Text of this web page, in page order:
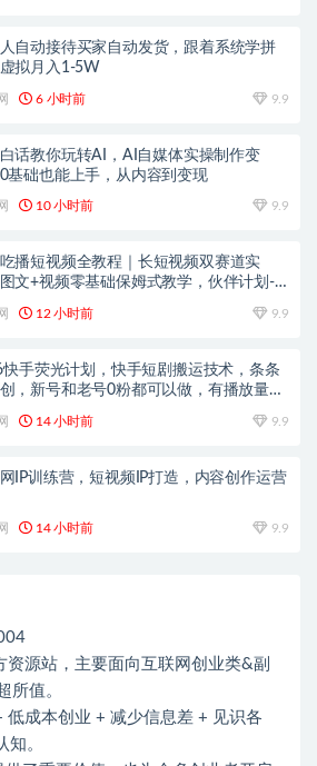
自动接待买家自动发货，跟着系统学拼
拟月入1-5W
6 小时前 9.9
话教你玩转AI，AI自媒体实操制作变
基础也能上手，从内容到变现
10 小时前 9.9
播短视频全教程｜长短视频双赛道实
文+视频零基础保姆式教学，伙伴计划-
12 小时前 9.9
快手荧光计划，快手短剧搬运技术，条条
，新号和老号0粉都可以做，有播放量就
14 小时前 9.9
IP训练营，短视频IP打造，内容创作运营
14 小时前 9.9
资源站，主要面向互联网创业类&副
所值。
成本创业 + 减少信息差 + 见识各
知。